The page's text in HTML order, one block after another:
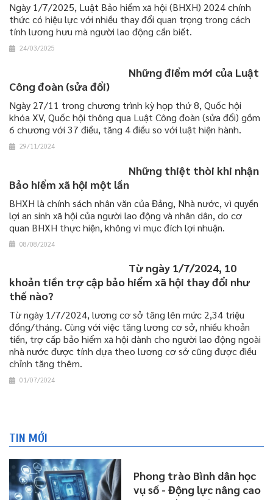
​​​​​​​Ngày 1/7/2025, Luật Bảo hiểm xã hội (BHXH) 2024 chính
thức có hiệu lực với nhiều thay đổi quan trọng trong cách
tính lương hưu mà người lao động cần biết.
24/03/2025
Những điểm mới của Luật
Công đoàn (sửa đổi)
Ngày 27/11 trong chương trình kỳ họp thứ 8, Quốc hội
khóa XV, Quốc hội thông qua Luật Công đoàn (sửa đổi) gồm
6 chương với 37 điều, tăng 4 điều so với luật hiện hành.
29/11/2024
Những thiệt thòi khi nhận
Bảo hiểm xã hội một lần
BHXH là chính sách nhân văn của Đảng, Nhà nước, vì quyền
lợi an sinh xã hội của người lao động và nhân dân, do cơ
quan BHXH thực hiện, không vì mục đích lợi nhuận.
08/08/2024
Từ ngày 1/7/2024, 10
khoản tiền trợ cập bảo hiểm xã hội thay đổi như
thế nào?
Từ ngày 1/7/2024, lương cơ sở tăng lên mức 2,34 triệu
đồng/tháng. Cùng với việc tăng lương cơ sở, nhiều khoản
tiền, trợ cấp bảo hiểm xã hội dành cho người lao động ngoài
nhà nước được tính dựa theo lương cơ sở cũng được điều
chỉnh tăng thêm.
01/07/2024
TIN MỚI
Phong trào Bình dân học
vụ số - Động lực nâng cao